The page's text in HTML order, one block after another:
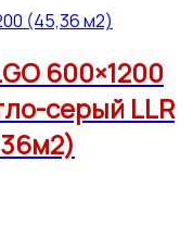
(45,36 м2)
600×1200
серый LLR